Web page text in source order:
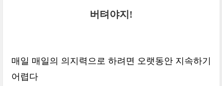
버텨야지!
매일 매일의 의지력으로 하려면 오랫동안 지속하기
어렵다